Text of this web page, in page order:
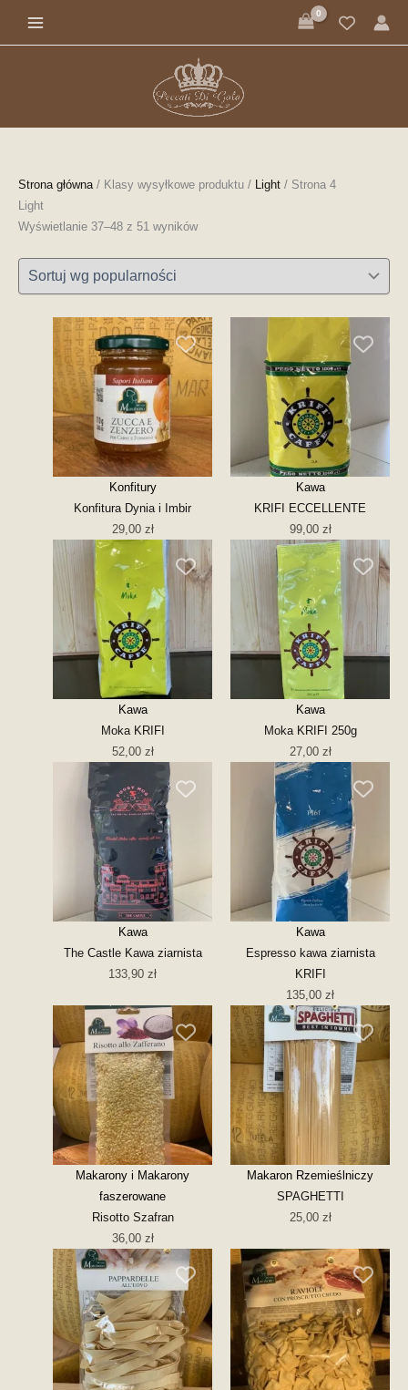
Strona główna/ Klasy wysyłkowe produktu / Light / Strona 4
Light
Wyświetlanie 37–48 z 51 wyników
Konfitury
Konfitura Dynia i Imbir
29,00 zł
Kawa
KRIFI ECCELLENTE
99,00 zł
Kawa
Moka KRIFI
52,00 zł
Kawa
Moka KRIFI 250g
27,00 zł
Kawa
The Castle Kawa ziarnista
133,90zł
Kawa
Espresso kawa ziarnista
KRIFI
135,00zł
Makarony i Makarony
faszerowane
Risotto Szafran
36,00 zł
Makaron Rzemieślniczy
SPAGHETTI
25,00 zł